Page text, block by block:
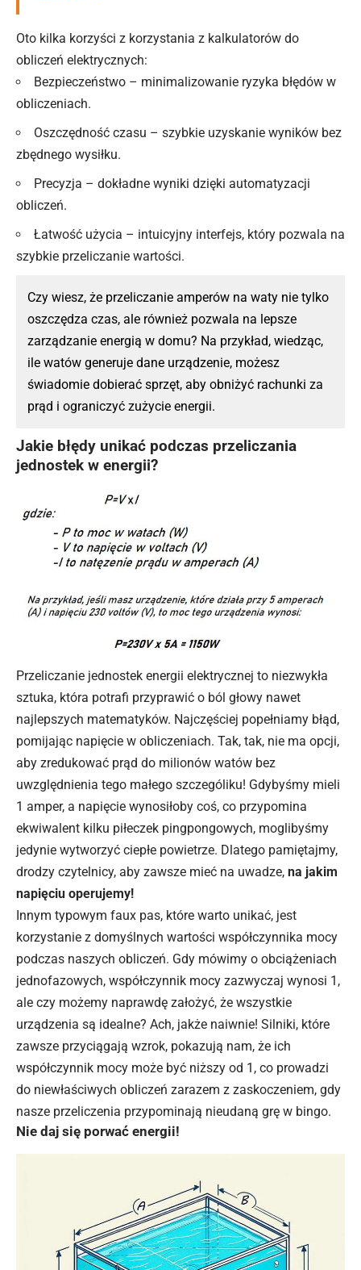
Oto kilka korzyści z korzystania z kalkulatorów do
obliczeń elektrycznych:
Bezpieczeństwo – minimalizowanie ryzyka błędów w
obliczeniach.
Oszczędność czasu – szybkie uzyskanie wyników bez
zbędnego wysiłku.
Precyzja – dokładne wyniki dzięki automatyzacji
obliczeń.
Łatwość użycia – intuicyjny interfejs, który pozwala na
szybkie przeliczanie wartości.
Czy wiesz, że przeliczanie amperów na waty nie tylko
oszczędza czas, ale również pozwala na lepsze
zarządzanie energią w domu? Na przykład, wiedząc,
ile watów generuje dane urządzenie, możesz
świadomie dobierać sprzęt, aby obniżyć rachunki za
prąd i ograniczyć zużycie energii.
Jakie błędy unikać podczas przeliczania
jednostek w energii?
Przeliczanie jednostek energii elektrycznej to niezwykła
sztuka, która potrafi przyprawić o ból głowy nawet
najlepszych matematyków. Najczęściej popełniamy błąd,
pomijając napięcie w obliczeniach. Tak, tak, nie ma opcji,
aby zredukować prąd do milionów watów bez
uwzględnienia tego małego szczególiku! Gdybyśmy mieli
1 amper, a napięcie wynosiłoby coś, co przypomina
ekwiwalent kilku piłeczek pingpongowych, moglibyśmy
jedynie wytworzyć ciepłe powietrze. Dlatego pamiętajmy,
drodzy czytelnicy, aby zawsze mieć na uwadze, na jakim
napięciu operujemy!
Innym typowym faux pas, które warto unikać, jest
korzystanie z domyślnych wartości współczynnika mocy
podczas naszych obliczeń. Gdy mówimy o obciążeniach
jednofazowych, współczynnik mocy zazwyczaj wynosi 1,
ale czy możemy naprawdę założyć, że wszystkie
urządzenia są idealne? Ach, jakże naiwnie! Silniki, które
zawsze przyciągają wzrok, pokazują nam, że ich
współczynnik mocy może być niższy od 1, co prowadzi
do niewłaściwych obliczeń zarazem z zaskoczeniem, gdy
nasze przeliczenia przypominają nieudaną grę w bingo.
Nie daj się porwać energii!